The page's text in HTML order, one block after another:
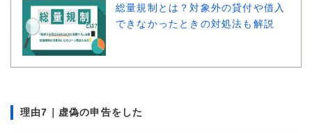
総量規制とは？対象外の貸付や借入
できなかったときの対処法も解説
理由7｜虚偽の申告をした